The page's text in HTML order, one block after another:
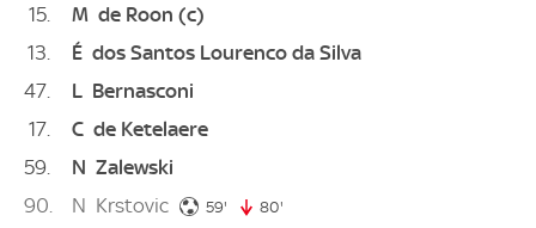
15 M de Roon (c)
13
É dos Santos Lourenco da Silva
47
L Bernasconi
17
C de Ketelaere
59
N Zalewski
90
N Krstovic 59' 59. minute
80'